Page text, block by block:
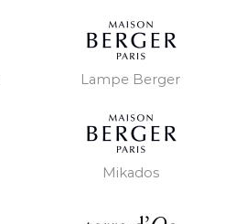
Lampe Berger
Mikados